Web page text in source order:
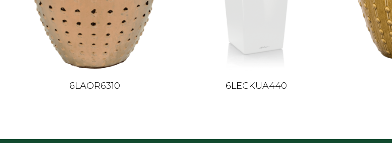
6LAOR6310 6LECKUA440